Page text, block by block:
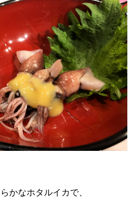
かなホタルイカで、